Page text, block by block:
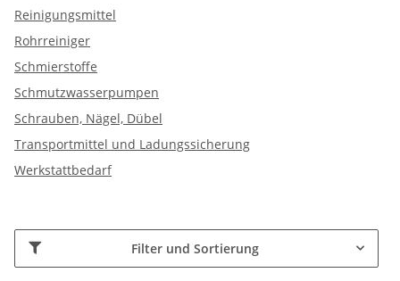
Reinigungsmittel
Rohrreiniger
Schmierstoffe
Schmutzwasserpumpen
Schrauben, Nägel, Dübel
Transportmittel und Ladungssicherung
Werkstattbedarf
Filter und Sortierung